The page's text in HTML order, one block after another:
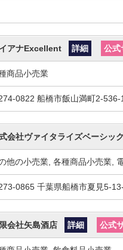
アナExcellent 詳細 公式
商品小売業
0822 船橋市飯山満町2-
会社ヴァイタライズベーシック
他の小売業, 各種商品小売業,
0865 千葉県船橋市夏見5-
会社矢島酒店 詳細 公式